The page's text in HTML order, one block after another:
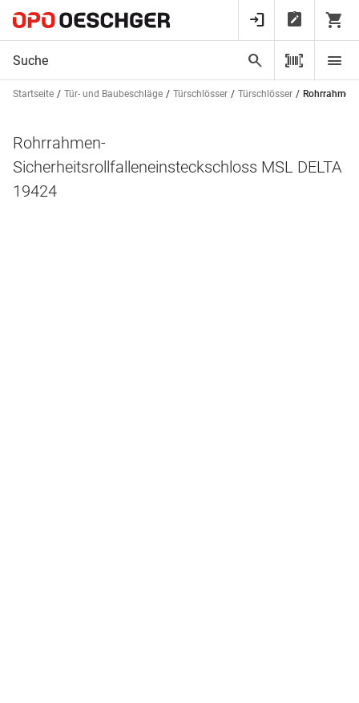
Startseite Tür- und Baubeschläge Türschlösser Türschlösser
Rohrrahmen-
Sicherheitsrollfalleneinsteckschloss MSL DELTA
19424